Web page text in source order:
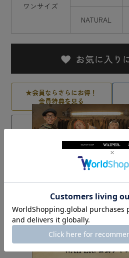
ワンサイズ
NATURAL
★会員ならさらにお得！
会員特典を見る
試着OK！万が一の返
送料・発送日・お支払い方法、店舗